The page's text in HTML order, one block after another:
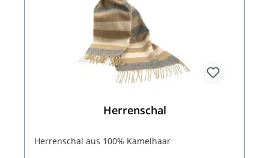
Herrenschal
Herrenschal aus 100% Kamelhaar